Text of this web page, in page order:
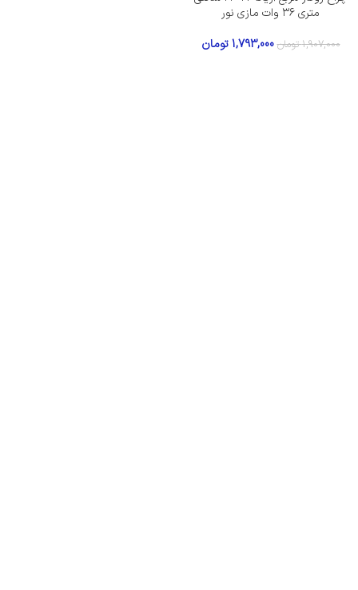
متری ۳۶ وات مازی نور
1,907,000 تومان 1,793,000 تومان